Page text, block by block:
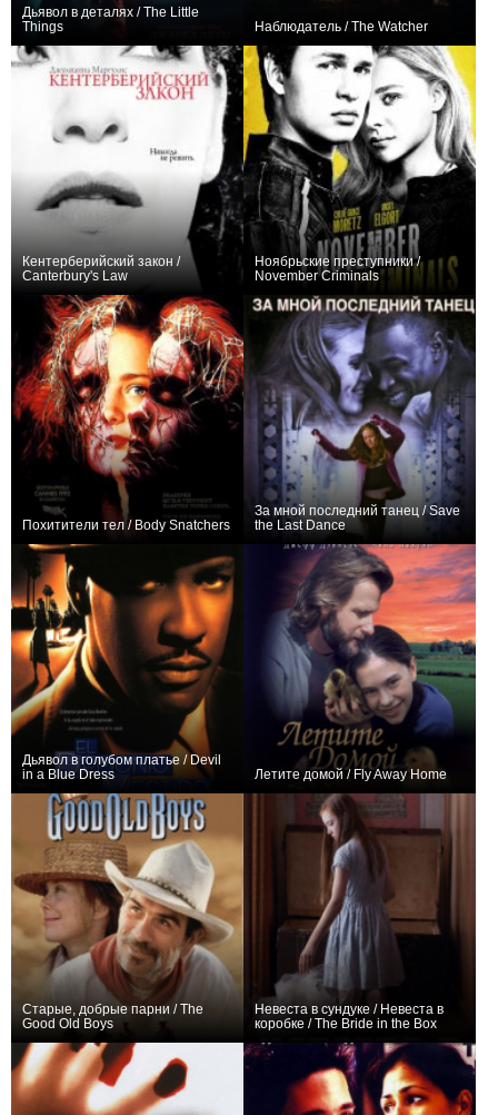
Дьявол в деталях / The Little
Things
Наблюдатель / The Watcher
Кентерберийский закон /
Canterbury's Law
Ноябрьские преступники /
November Criminals
Похитители тел / Body Snatchers
За мной последний танец / Save
the Last Dance
Дьявол в голубом платье / Devil
in a Blue Dress
Летите домой / Fly Away Home
Старые, добрые парни / The
Good Old Boys
Невеста в сундуке / Невеста в
коробке / The Bride in the Box